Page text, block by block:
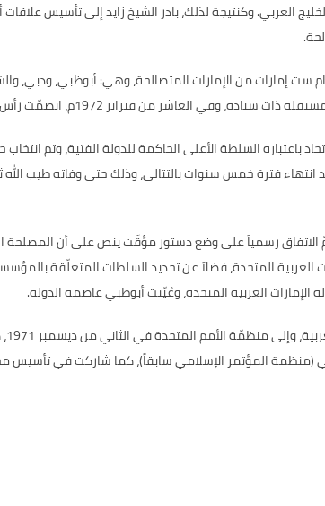
العربي.وكنتيجة لذلك، بادر الشيخ زايد إلى تأسيس
.
ست إمارات من الإمارات المتصالحة، وهي:أبوظبي، ودبي،
ذات سيادة، وفي العاشر من فبراير 1972م، انضمّت رأس
باعتباره السلطة الأعلى الحاكمة للدولة الفتية، وتم
انتهاء فترة خمس سنوات بالتتالي، وذلك حتى وفاته طيب
رسمياً على وضع دستور مؤقّت ينص على أن المصلحة
المتحدة، فضلاً عن تحديد السلطات المتعلّقة
الإمارات العربية المتحدة، وعُيّنت أبوظبي عاصمة الدولة.
وإلى منظمّة الأمم المتحدة في الثاني من ديسمبر 1971
(منظمة المؤتمر الإسلامي سابقاً)، كما شاركت في تأسيس